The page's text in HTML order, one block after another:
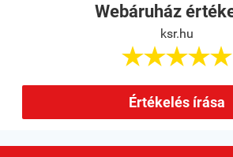
Webáruház
ksr.hu

Értékelés írása